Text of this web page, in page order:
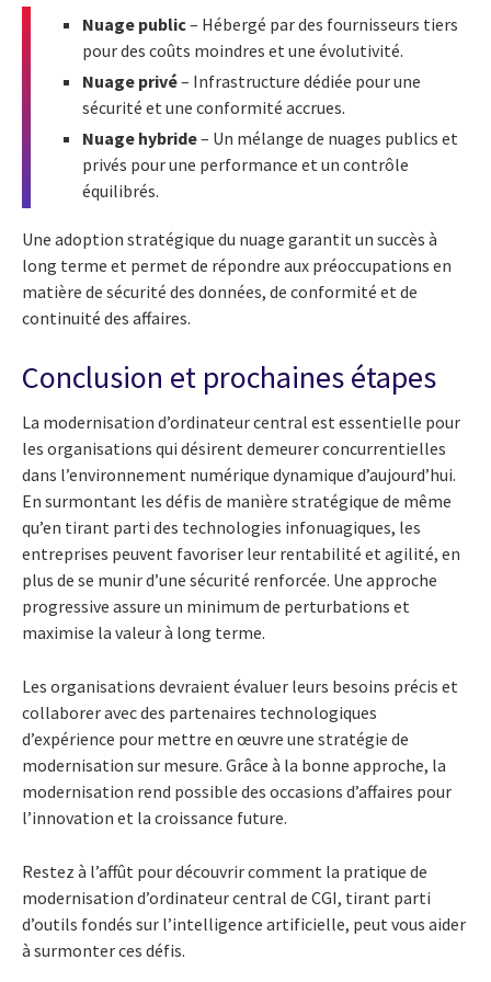
Nuage public– Hébergé par des fournisseurs tiers
pour des coûts moindres et une évolutivité.
Nuage privé– Infrastructure dédiée pour une
sécurité et une conformité accrues.
Nuage hybride– Un mélange de nuages publics et
privés pour une performance et un contrôle
équilibrés.
Une adoption stratégique du nuage garantit un succès à
long terme et permet de répondre aux préoccupations en
matière de sécurité des données, de conformité et de
continuité des affaires.
Conclusion et prochaines étapes
La modernisation d’ordinateur central est essentielle pour
les organisations qui désirent demeurer concurrentielles
dans l’environnement numérique dynamique d’aujourd’hui.
En surmontant les défis de manière stratégique de même
qu’en tirant parti des technologies infonuagiques, les
entreprises peuvent favoriser leur rentabilité et agilité, en
plus de se munir d’une sécurité renforcée. Une approche
progressive assure un minimum de perturbations et
maximise la valeur à long terme.
Les organisations devraient évaluer leurs besoins précis et
collaborer avec des partenaires technologiques
d’expérience pour mettre en œuvre une stratégie de
modernisation sur mesure. Grâce à la bonne approche, la
modernisation rend possible des occasions d’affaires pour
l’innovation et la croissance future.
Restez à l’affût pour découvrir comment la pratique de
modernisation d’ordinateur central de CGI, tirant parti
d’outils fondés sur l’intelligence artificielle, peut vous aider
à surmonter ces défis.